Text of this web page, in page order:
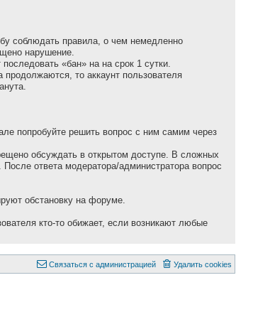
соблюдать правила, о чем немедленно
нарушение.
«бан» на на сpок 1 сутки.
то аккаунт пользователя
попpобуйте pешить вопpос с ним самим через
обсуждать в открытом доступе. В сложных
ответа модератора/администратора вопрос
обстановку на форуме.
кто-то обижает, если возникают любые
Удалить cookies
Связаться с администрацией